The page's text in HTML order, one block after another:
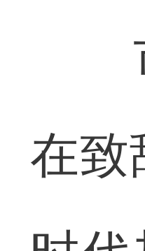
市
在致